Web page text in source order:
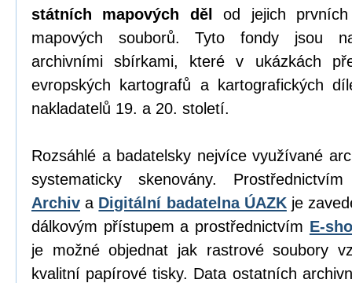
státních mapových děl
od jejich
mapových souborů. Tyto fondy jsou
archivními sbírkami, které v ukázkách
evropských kartografů a kartografických
nakladatelů 19. a 20. století.
Rozsáhlé a badatelsky nejvíce využívané
systematicky skenovány.
Archiv a Digitální badatelna ÚAZKje
dálkovým přístupem a prostřednictvím E-
je možné objednat jak rastrové soubory
kvalitní papírové tisky. Data ostatních